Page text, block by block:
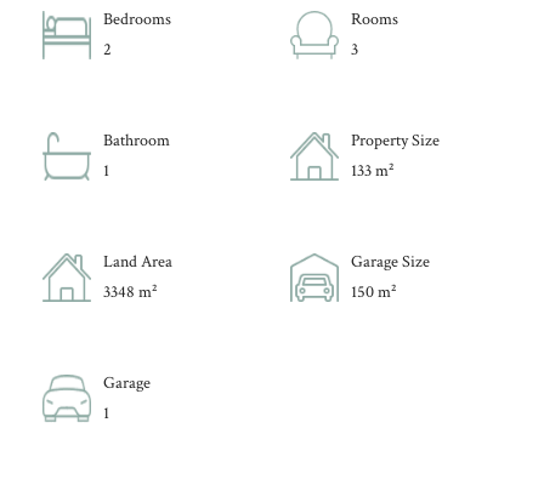
Bedrooms
2
Rooms
3
Bathroom
1
Property Size
133 m²
Land Area
3348 m²
Garage Size
150 m²
Garage
1